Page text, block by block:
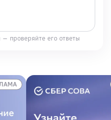
проверяйте его ответы